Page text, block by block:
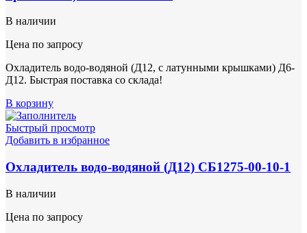
В наличии
Цена по запросу
Охладитель водо-водяной (Д12, с латунными крышками) Д6-
Д12. Быстрая поставка со склада!
В корзину
Быстрый просмотр
Добавить в избранное
Охладитель водо-водяной (Д12) СБ1275-00-10-1
В наличии
Цена по запросу